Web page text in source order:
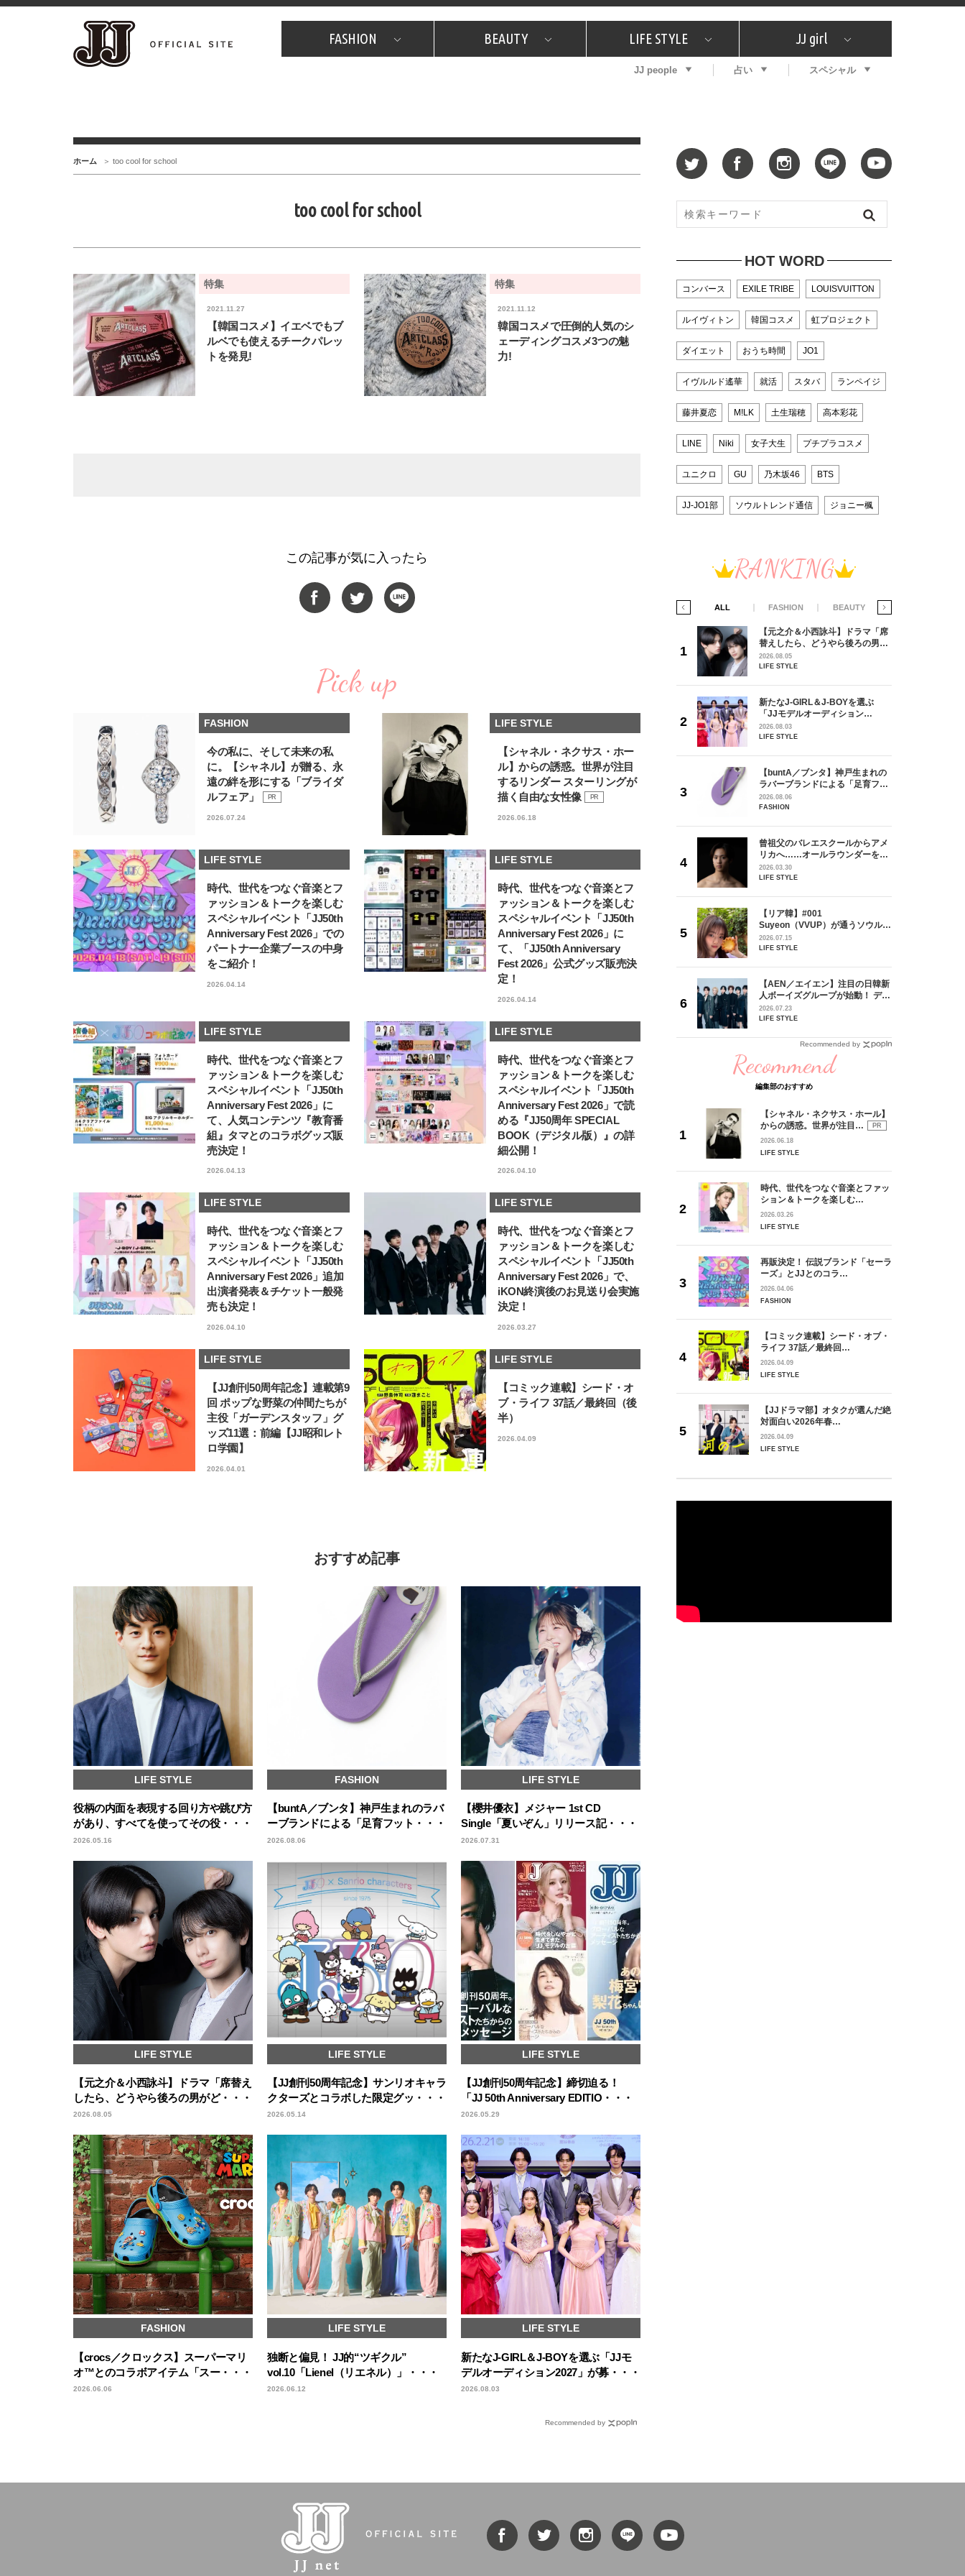
FASHION
JJスタッフの"それどこの"？ プチプラ プレゼント
BEAUTY
コスメ全部試してみた What's NEW？ 特集
LIFE STYLE
JJグルメガイド エンタメ プレゼント
恋愛
JJ girl
特集 おしゃラン！
JJ people 占い スペシャル
ホーム too cool for school
too cool for school
特集
2021.11.27
【韓国コスメ】イエベでもブ
ルベでも使えるチークパレッ
トを発見!
特集
2021.11.12
韓国コスメで圧倒的人気のシ
ェーディングコスメ3つの魅
力!
この記事が気に入ったら
Pick up
FASHION
今の私に、そして未来の私
に。【シャネル】が贈る、永
遠の絆を形にする「ブライダ
ルフェア」
PR
2026.07.24
LIFE STYLE
【シャネル・ネクサス・ホー
ル】からの誘惑。世界が注目
するリンダー スターリングが
描く自由な女性像
PR
2026.06.18
LIFE STYLE
時代、世代をつなぐ音楽とフ
ァッション＆トークを楽しむ
スペシャルイベント「JJ50th
Anniversary Fest 2026」での
パートナー企業ブースの中身
をご紹介！
2026.04.14
LIFE STYLE
時代、世代をつなぐ音楽とフ
ァッション＆トークを楽しむ
スペシャルイベント「JJ50th
Anniversary Fest 2026」に
て、「JJ50th Anniversary
Fest 2026」公式グッズ販売決
定！
2026.04.14
LIFE STYLE
時代、世代をつなぐ音楽とフ
ァッション＆トークを楽しむ
スペシャルイベント「JJ50th
Anniversary Fest 2026」に
て、人気コンテンツ『教育番
組』タマとのコラボグッズ販
売決定！
2026.04.13
LIFE STYLE
時代、世代をつなぐ音楽とフ
ァッション＆トークを楽しむ
スペシャルイベント「JJ50th
Anniversary Fest 2026」で読
める『JJ50周年 SPECIAL
BOOK（デジタル版）』の詳
細公開！
2026.04.10
LIFE STYLE
時代、世代をつなぐ音楽とフ
ァッション＆トークを楽しむ
スペシャルイベント「JJ50th
Anniversary Fest 2026」追加
出演者発表＆チケット一般発
売も決定！
2026.04.10
LIFE STYLE
時代、世代をつなぐ音楽とフ
ァッション＆トークを楽しむ
スペシャルイベント「JJ50th
Anniversary Fest 2026」で、
iKON終演後のお見送り会実施
決定！
2026.03.27
LIFE STYLE
【JJ創刊50周年記念】連載第9
回 ポップな野菜の仲間たちが
主役「ガーデンスタッフ」グ
ッズ11選：前編【JJ昭和レト
ロ学園】
2026.04.01
LIFE STYLE
【コミック連載】シード・オ
ブ・ライフ 37話／最終回（後
半）
2026.04.09
おすすめ記事
LIFE STYLE
役柄の内面を表現する回り方や跳び方
があり、すべてを使ってその役・・・
2026.05.16
FASHION
【buntA／ブンタ】神戸生まれのラバ
ーブランドによる「足育フット・・・
2026.08.06
LIFE STYLE
【櫻井優衣】メジャー 1st CD
Single「夏いぞん」リリース記・・・
2026.07.31
LIFE STYLE
【元之介＆小西詠斗】ドラマ「席替え
したら、どうやら後ろの男がど・・・
2026.08.05
LIFE STYLE
【JJ創刊50周年記念】サンリオキャラ
クターズとコラボした限定グッ・・・
2026.05.14
LIFE STYLE
【JJ創刊50周年記念】締切迫る！
「JJ 50th Anniversary EDITIO・・・
2026.05.29
FASHION
【crocs／クロックス】スーパーマリ
オ™とのコラボアイテム「スー・・・
2026.06.06
LIFE STYLE
独断と偏見！ JJ的“ツギクル”
vol.10「Lienel（リエネル）」・・・
2026.06.12
LIFE STYLE
新たなJ-GIRL＆J-BOYを選ぶ「JJモ
デルオーディション2027」が募・・・
2026.08.03
Recommended by
HOT WORD
コンバース EXILE TRIBE LOUISVUITTON
ルイヴィトン 韓国コスメ 虹プロジェクト
ダイエット おうち時間 JO1
イヴルルド遙華 就活 スタバ ランペイジ
藤井夏恋 M!LK 土生瑞穂 高本彩花
LINE Niki 女子大生 プチプラコスメ
ユニクロ GU 乃木坂46 BTS
JJ-JO1部 ソウルトレンド通信 ジョニー楓
RANKING
ALL FASHION BEAUTY
【J’s Picks】悲しい経験でたどり
着いた…J-BOY三上龍の手放せな
い“オールインワン”アイテム〈ビ
ューティ＆ファッション夏の必需
品〉
【注目アーティストRainy。っ
て？】自称“コスメオタク見習
い”のポーチの中身、拝見しま
uka新店舗「uka store / Care &
Share」でネイルケア体験！JJア
フタヌーンティー来場者限定チケ
ットも
【J’s Picks】J-BOY中田凌多
は“汗と暑さ”に悩める仕事終わり
もスマートに〈ビューティ＆ファ
ッション夏の必需品〉
2026.07.15
BEAUTY
「JJモデルオーディション
2027」が募集開始！ 予選ブロッ
「新システム」に変わります
2026.08.03
曾祖父のバレエスクールからアメ
リカへ……オールラウンダーを目
指すダンサーは踊ることが好きす
2026.03.30
人ボーイズグループが始動！ デビ
ュー目前のフレッシュな面々を独
ります♪
【リア韓】#001
Suyeon（VVUP）が通うソウル・
江南の絶品ブーランジェリー
2026.07.15
LIFE STYLE
【元之介＆小西詠斗】ドラマ「席
替えしたら、どうやら後ろの男が
どうやら俺のこと好きらしい」放
送記念インタビュー♡ 「自然と詠
2026.08.05
LIFE STYLE
新たなJ-GIRL＆J-BOYを選ぶ
「JJモデルオーディション
2027」が募集開始！ 予選ブロッ
クは候補生の“魅力”を重視した
2026.08.03
LIFE STYLE
【buntA／ブンタ】神戸生まれの
ラバーブランドによる「足育フッ
トウェア」。伊勢丹新宿店でPOP-
UP開催中！
2026.08.06
FASHION
曾祖父のバレエスクールからアメ
リカへ……オールラウンダーを目
指すダンサーは踊ることが好きす
ぎる【王子様の推しドコロ】
2026.03.30
LIFE STYLE
【リア韓】#001
Suyeon（VVUP）が通うソウル・
江南の絶品ブーランジェリー
2026.07.15
LIFE STYLE
【AEN／エイエン】注目の日韓新
人ボーイズグループが始動！ デビ
ュー目前のフレッシュな面々を独
占インタビュー。7人の魅力に迫
2026.07.23
LIFE STYLE
Recommended by
Recommend
編集部のおすすめ
【シャネル・ネクサス・ホール】
からの誘惑。世界が注目…
PR
2026.06.18
LIFE STYLE
時代、世代をつなぐ音楽とファッ
ション＆トークを楽しむ…
2026.03.26
LIFE STYLE
再販決定！ 伝説ブランド「セーラ
ーズ」とJJとのコラ…
2026.04.06
FASHION
【コミック連載】シード・オブ・
ライフ 37話／最終回…
2026.04.09
LIFE STYLE
【JJドラマ部】オタクが選んだ絶
対面白い2026年春…
2026.04.09
LIFE STYLE